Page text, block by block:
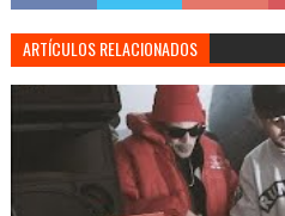
ARTÍCULOS RELACIONADOS